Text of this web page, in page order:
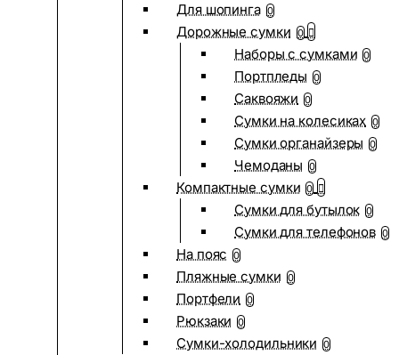
Для шопинга 0
Дорожные сумки 0
Наборы с сумками 0
Портпледы 0
Саквояжи 0
Сумки на колесиках 0
Сумки органайзеры 0
Чемоданы 0
Компактные сумки 0
Сумки для бутылок 0
Сумки для телефонов 0
На пояс 0
Пляжные сумки 0
Портфели 0
Рюкзаки 0
Сумки-холодильники 0